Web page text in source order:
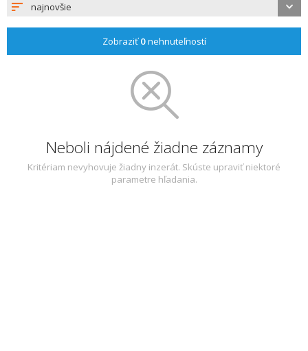
najnovšie
Zobraziť0nehnuteľností
Neboli nájdené žiadne záznamy
Kritériam nevyhovuje žiadny inzerát. Skúste upraviť niektoré
parametre hľadania.